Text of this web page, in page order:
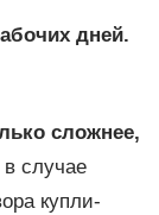
дней.
сложнее,
случае
купли-